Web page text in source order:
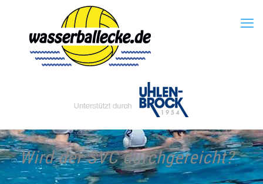
Wird der SVC durchgereicht?